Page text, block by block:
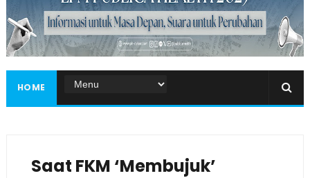
Masukkan iklan disini!
HOME
Saat FKM ‘Membujuk’